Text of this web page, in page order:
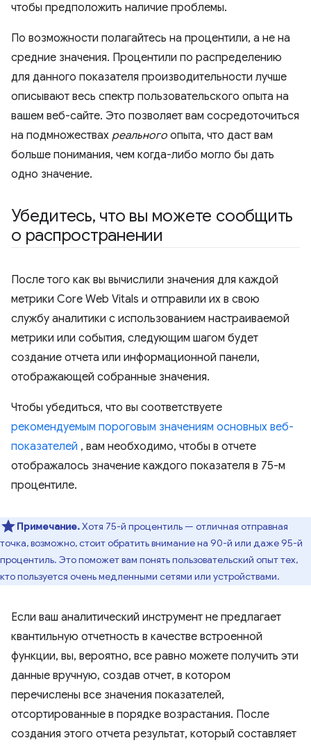
чтобы предположить наличие проблемы.
По возможности полагайтесь на процентили, а не на
средние значения. Процентили по распределению
для данного показателя производительности лучше
описывают весь спектр пользовательского опыта на
вашем веб-сайте. Это позволяет вам сосредоточиться
на подмножествах реального опыта, что даст вам
больше понимания, чем когда-либо могло бы дать
одно значение.
Убедитесь, что вы можете сообщить
о распространении
После того как вы вычислили значения для каждой
метрики Core Web Vitals и отправили их в свою
службу аналитики с использованием настраиваемой
метрики или события, следующим шагом будет
создание отчета или информационной панели,
отображающей собранные значения.
Чтобы убедиться, что вы соответствуете
рекомендуемым пороговым значениям основных веб-
показателей , вам необходимо, чтобы в отчете
отображалось значение каждого показателя в 75-м
процентиле.
Примечание.Хотя 75-й процентиль — отличная отправная
точка, возможно, стоит обратить внимание на 90-й или даже 95-й
процентиль. Это поможет вам понять пользовательский опыт тех,
кто пользуется очень медленными сетями или устройствами.
Если ваш аналитический инструмент не предлагает
квантильную отчетность в качестве встроенной
функции, вы, вероятно, все равно можете получить эти
данные вручную, создав отчет, в котором
перечислены все значения показателей,
отсортированные в порядке возрастания. После
создания этого отчета результат, который составляет